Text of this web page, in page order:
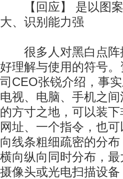
【回应】 是以图案
大、识别能力强
很多人对黑白点阵
好理解与使用的符号
司CEO张锐介绍，事
电视、电脑、手机之
的方寸之地，可以装
网址、一个指令，也
向线条粗细疏密的分
横向纵向同时分布，
摄像头或光电扫描设